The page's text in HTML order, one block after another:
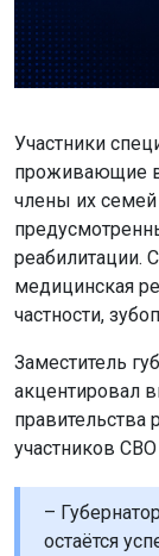
Участники
проживающие в
члены их семей
реабилитации.
медицинская
частности,
Заместитель
акцентировал
правительства
участников
–
остаётся